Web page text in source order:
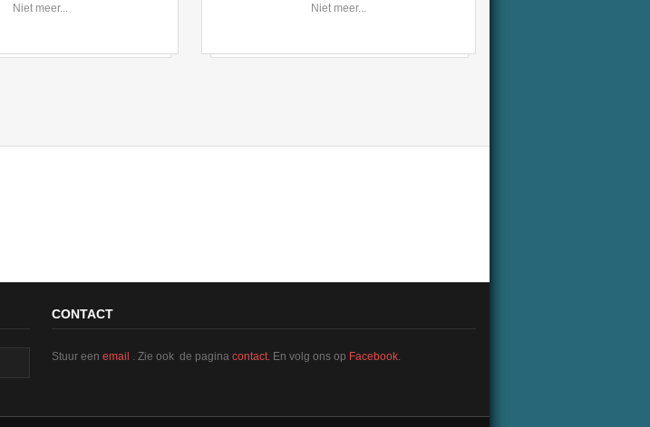
Niet meer... Niet meer...
CONTACT
Stuur eenemail . Zie ook de paginacontact. En volg ons op Facebook.